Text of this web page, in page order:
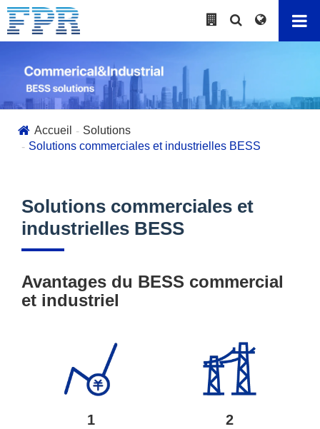
Accueil
Solutions
Solutions commerciales et industrielles BESS
Solutions commerciales et
industrielles BESS
Avantages du BESS commercial
et industriel
1 2